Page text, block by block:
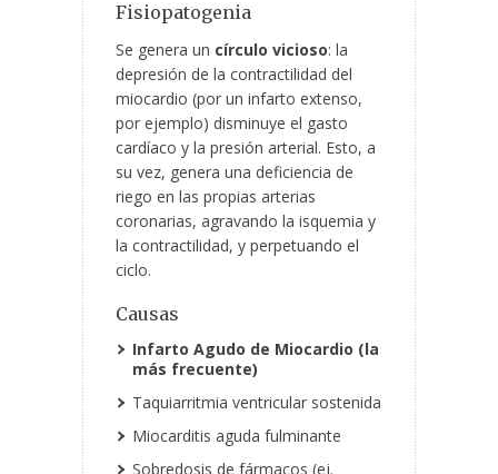
Fisiopatogenia
Se genera un círculo vicioso: la
depresión de la contractilidad del
miocardio (por un infarto extenso,
por ejemplo) disminuye el gasto
cardíaco y la presión arterial. Esto, a
su vez, genera una deficiencia de
riego en las propias arterias
coronarias, agravando la isquemia y
la contractilidad, y perpetuando el
ciclo.
Causas
Infarto Agudo de Miocardio (la
más frecuente)
Taquiarritmia ventricular sostenida
Miocarditis aguda fulminante
Sobredosis de fármacos (ej.